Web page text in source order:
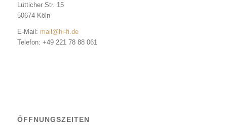
Lütticher Str. 15
50674 Köln
E-Mail: mail@hi-fi.de
Telefon: +49 221 78 88 061
ÖFFNUNGSZEITEN